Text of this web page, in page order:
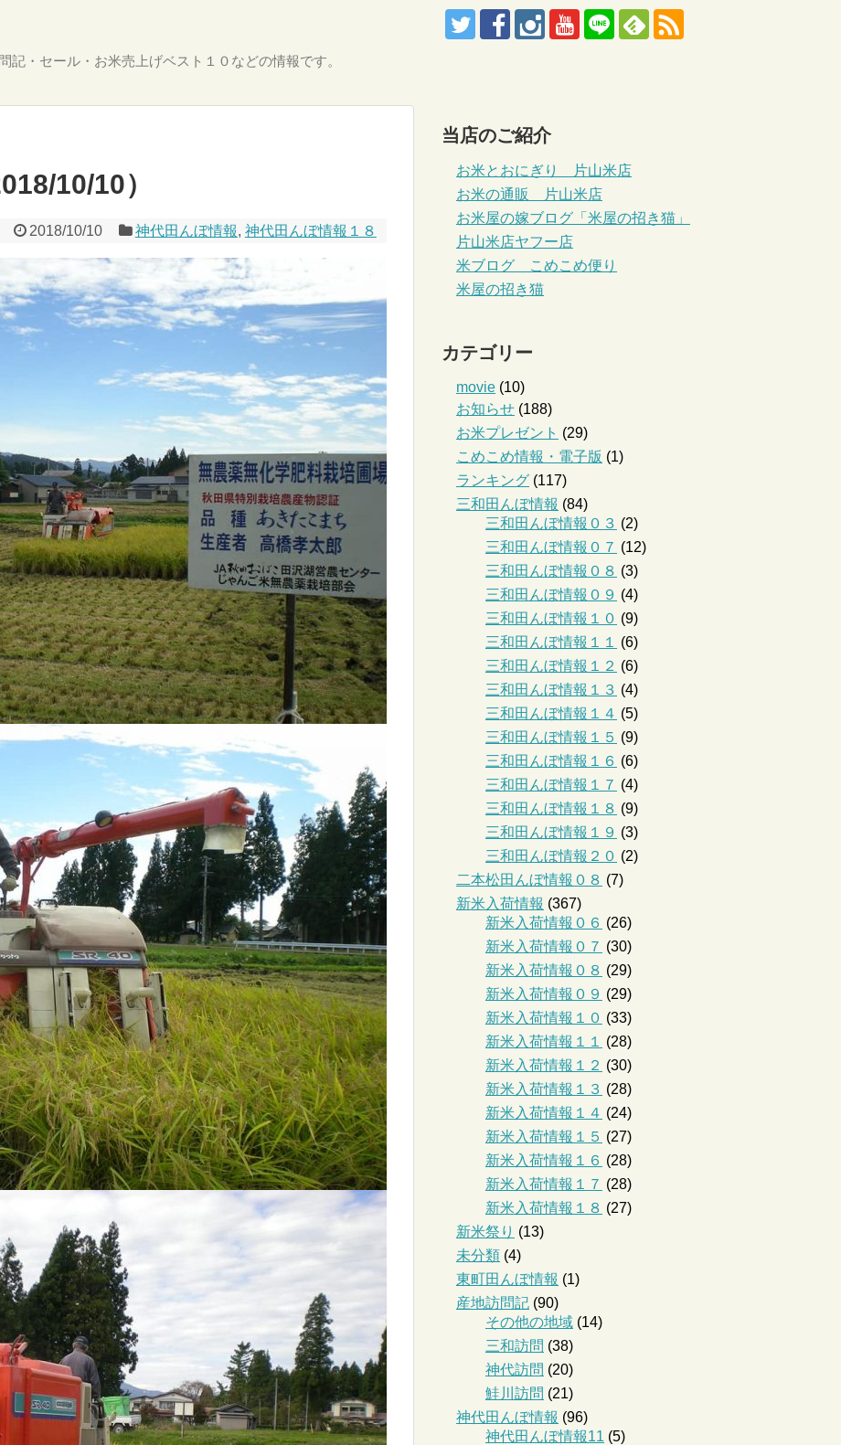
記・セール・お米売上げベスト１０などの情報です。
10/10）
2018/10/10 神代田んぼ情報, 神代田んぼ情報１８
当店のご紹介
お米とおにぎり 片山米店
お米の通販 片山米店
お米屋の嫁ブログ「米屋の招き猫」
片山米店ヤフー店
米ブログ こめこめ便り
米屋の招き猫
カテゴリー
movie (10)
お知らせ (188)
お米プレゼント (29)
こめこめ情報・電子版 (1)
ランキング (117)
三和田んぼ情報 (84)
三和田んぼ情報０３ (2)
三和田んぼ情報０７ (12)
三和田んぼ情報０８ (3)
三和田んぼ情報０９ (4)
三和田んぼ情報１０ (9)
三和田んぼ情報１１
(6)
三和田んぼ情報１２ (6)
三和田んぼ情報１３ (4)
三和田んぼ情報１４ (5)
三和田んぼ情報１５ (9)
三和田んぼ情報１６ (6)
三和田んぼ情報１７ (4)
三和田んぼ情報１８ (9)
三和田んぼ情報１９ (3)
三和田んぼ情報２０ (2)
二本松田んぼ情報０８ (7)
新米入荷情報 (367)
新米入荷情報０６ (26)
新米入荷情報０７ (30)
新米入荷情報０８ (29)
新米入荷情報０９ (29)
新米入荷情報１０ (33)
新米入荷情報１１
(28)
新米入荷情報１２ (30)
新米入荷情報１３ (28)
新米入荷情報１４ (24)
新米入荷情報１５ (27)
新米入荷情報１６ (28)
新米入荷情報１７ (28)
新米入荷情報１８ (27)
新米祭り (13)
未分類 (4)
東町田んぼ情報 (1)
産地訪問記 (90)
その他の地域 (14)
三和訪問 (38)
神代訪問 (20)
鮭川訪問 (21)
神代田んぼ情報 (96)
神代田んぼ情報11 (5)